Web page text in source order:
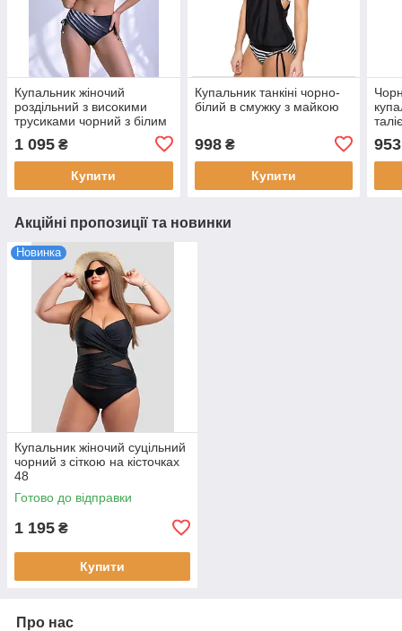
Купальник жіночий
роздільний з високими
трусиками чорний з білим
1 095 ₴
Купити
Купальник танкіні чорно-
білий в смужку з майкою
998₴
Купити
953
Акційні пропозиції та новинки
Новинка
Купальник жіночий суцільний
чорний з сіткою на кісточках
48
Готово до відправки
1 195 ₴
Купити
Про нас